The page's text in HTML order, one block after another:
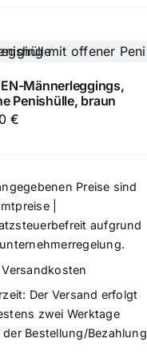
Männerleggings,
Penishülle, braun
€
Preise sind
|
aufgrund
Versandkosten
Der Versand erfolgt
zwei Werktage
der Bestellung/Bezahlung